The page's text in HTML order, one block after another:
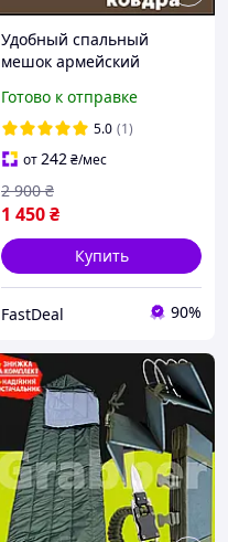
Удобный спальный
мешок армейский
армии зсу, спальник
компактный летние
спальные мешки
Готово к отправке
5.0 (1)
от242₴/мес
1 450₴
2 900 ₴
Купить
FastDeal 90%